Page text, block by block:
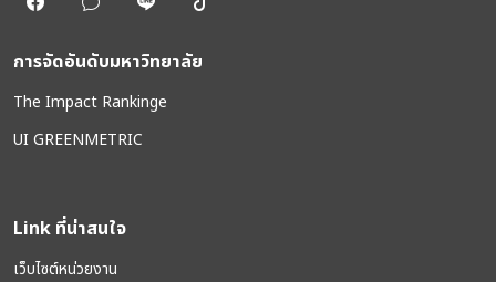
การจัดอันดับมหาวิทยาลัย
The Impact Rankinge
UI GREENMETRIC
Link ที่น่าสนใจ
เว็บไซต์หน่วยงาน